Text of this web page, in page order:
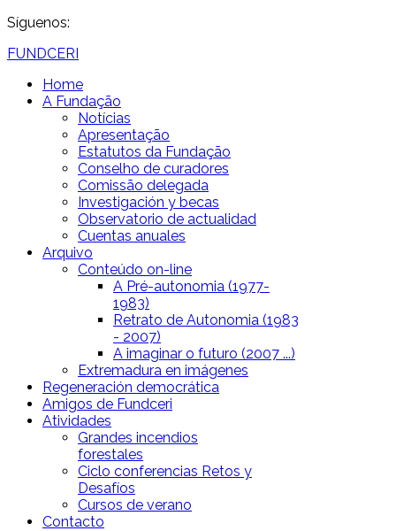
Síguenos:
FUNDCERI
Home
A Fundação
Notícias
Apresentação
Estatutos da Fundação
Conselho de curadores
Comissão delegada
Investigación y becas
Observatorio de actualidad
Cuentas anuales
Arquivo
Conteúdo on-line
A Pré-autonomia (1977-
1983)
Retrato de Autonomia (1983
- 2007)
A imaginar o futuro (2007 ...)
Extremadura en imágenes
Regeneración democrática
Amigos de Fundceri
Atividades
Grandes incendios
forestales
Ciclo conferencias Retos y
Desafíos
Cursos de verano
Contacto